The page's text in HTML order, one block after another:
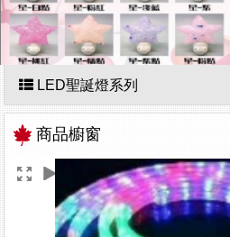
LED聖誕燈系列
商品櫥窗